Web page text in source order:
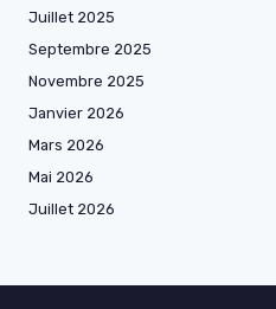
Juillet 2025
Septembre 2025
Novembre 2025
Janvier 2026
Mars 2026
Mai 2026
Juillet 2026